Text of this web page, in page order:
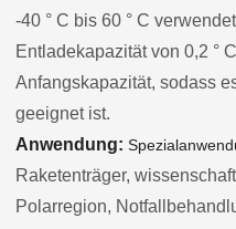
-40 ° C bis 60 ° C
Entladekapazität von 0,2 °
Anfangskapazität, sodass
geeignet ist.
Anwendung:
Raketenträger,
Polarregion,